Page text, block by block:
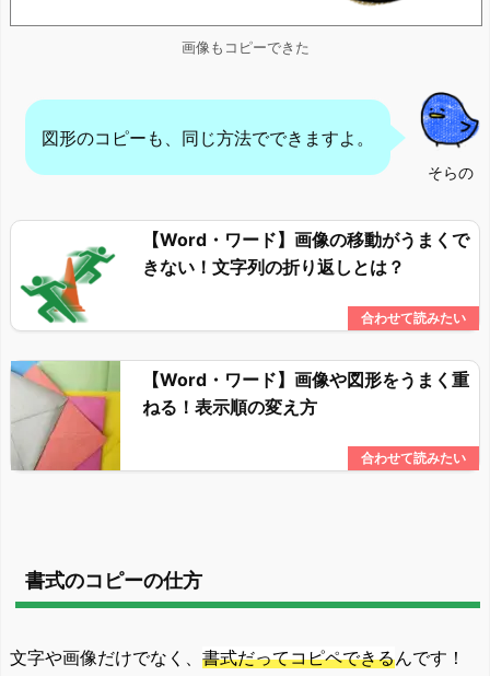
画像もコピーできた
そらの
図形のコピーも、同じ方法でできますよ。
【Word・ワード】画像の移動がうまくで
きない！文字列の折り返しとは？
【Word・ワード】画像や図形をうまく重
ねる！表示順の変え方
書式のコピーの仕方
文字や画像だけでなく、 書式だってコピペできるんです！